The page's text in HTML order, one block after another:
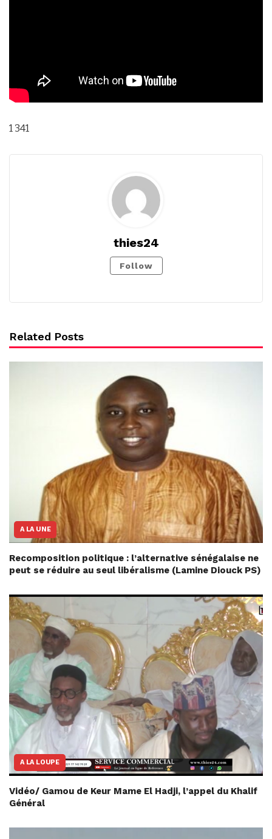
1 341
thies24
Follow
Related Posts
A LA UNE
Recomposition politique : l’alternative sénégalaise ne
peut se réduire au seul libéralisme (Lamine Diouck PS)
A LA LOUPE
Vidéo/ Gamou de Keur Mame El Hadji, l’appel du Khalif
Général